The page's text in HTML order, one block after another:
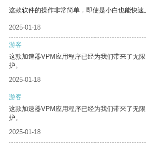
这款软件的操作非常简单，即使是小白也能快速
2025-01-18
游客
这款加速器VPM应用程序已经为我们带来了无
护。
2025-01-18
游客
这款加速器VPM应用程序已经为我们带来了无
护。
2025-01-18